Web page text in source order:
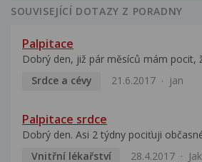
SOUVISEJÍCÍ DOTAZY Z PORADNY
Palpitace
Dobrý den, již pár měsíců mám pocit,
Srdce a cévy
21.6.2017 jan
Palpitace srdce
Dobrý den. Asi 2 týdny pociťuji
Vnitřní lékařství
28.4.2017